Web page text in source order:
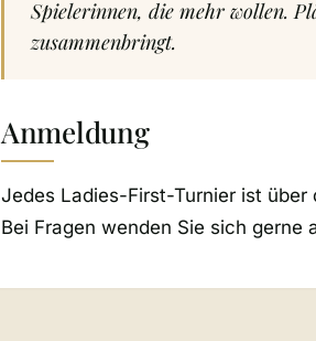
Spielerinnen, die mehr wollen.
zusammenbringt.
Anmeldung
Jedes Ladies-First-Turnier ist
Bei Fragen wenden Sie sich gerne